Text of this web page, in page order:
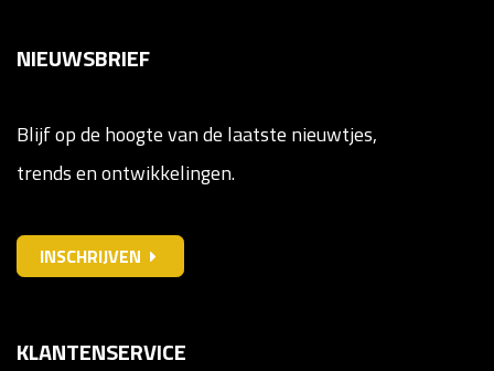
NIEUWSBRIEF
Blijf op de hoogte van de laatste nieuwtjes,
trends en ontwikkelingen.
INSCHRIJVEN
KLANTENSERVICE